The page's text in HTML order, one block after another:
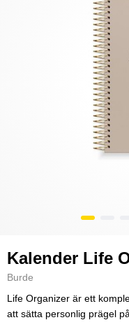
Kalender Life
Burde
Life Organizer är ett
att sätta personlig prägel